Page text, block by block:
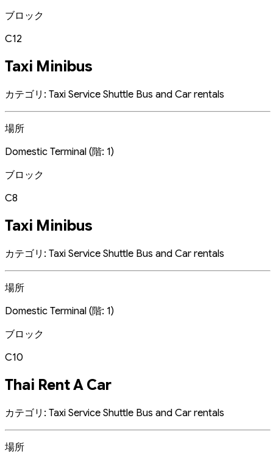
ブロック
C12
Taxi Minibus
カテゴリ: Taxi Service Shuttle Bus and Car rentals
場所
Domestic Terminal (階: 1)
ブロック
C8
Taxi Minibus
カテゴリ: Taxi Service Shuttle Bus and Car rentals
場所
Domestic Terminal (階: 1)
ブロック
C10
Thai Rent A Car
カテゴリ: Taxi Service Shuttle Bus and Car rentals
場所